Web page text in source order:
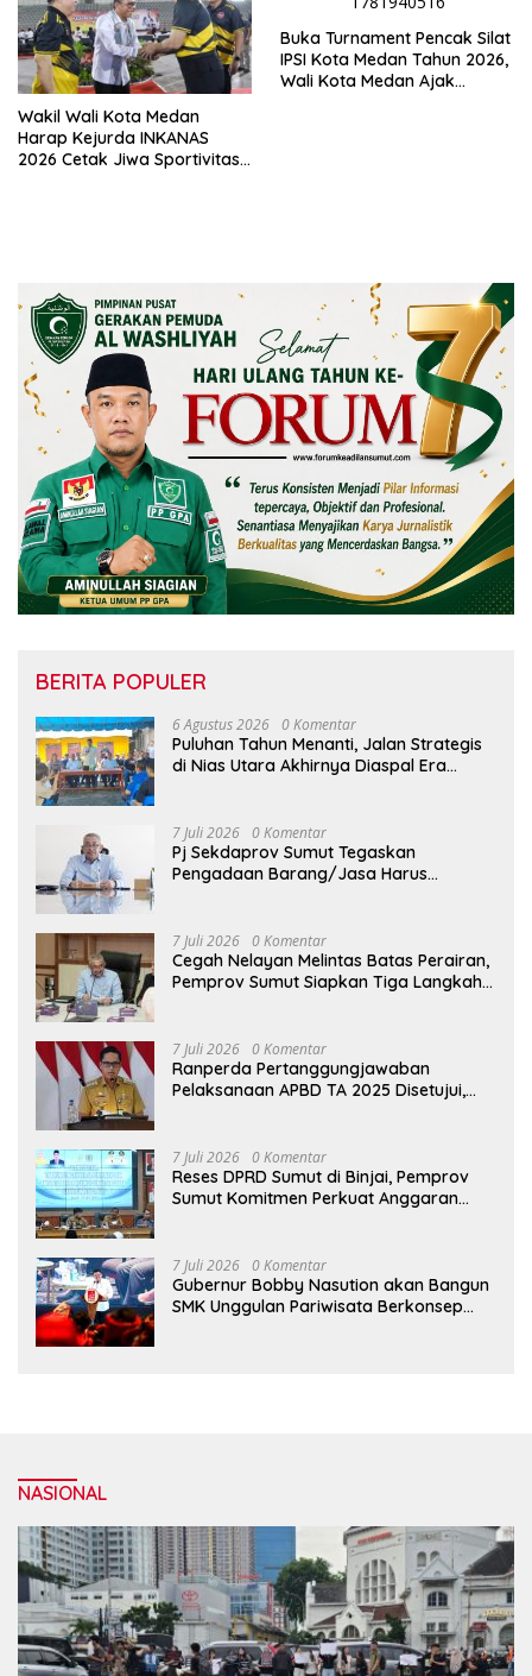
Wakil Wali Kota Medan
Harap Kejurda INKANAS
2026 Cetak Jiwa Sportivitas
Buka Turnament Pencak Silat
IPSI Kota Medan Tahun 2026,
Wali Kota Medan Ajak
BERITA POPULER
6 Agustus 2026 0 Komentar
Puluhan Tahun Menanti, Jalan Strategis
di Nias Utara Akhirnya Diaspal Era
7 Juli 2026 0 Komentar
Pj Sekdaprov Sumut Tegaskan
Pengadaan Barang/Jasa Harus
7 Juli 2026 0 Komentar
Cegah Nelayan Melintas Batas Perairan,
Pemprov Sumut Siapkan Tiga Langkah
7 Juli 2026 0 Komentar
Ranperda Pertanggungjawaban
Pelaksanaan APBD TA 2025 Disetujui,
7 Juli 2026 0 Komentar
Reses DPRD Sumut di Binjai, Pemprov
Sumut Komitmen Perkuat Anggaran
7 Juli 2026 0 Komentar
Gubernur Bobby Nasution akan Bangun
SMK Unggulan Pariwisata Berkonsep
NASIONAL